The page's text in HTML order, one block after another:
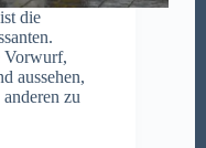
die
Vorwurf,
aussehen,
zu